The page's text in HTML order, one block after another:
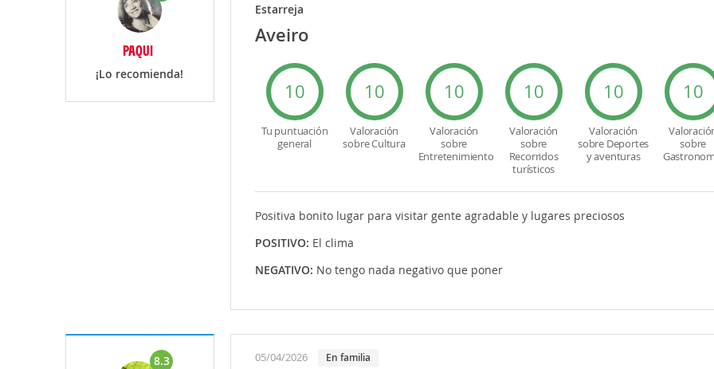
PAQUI
¡Lo recomienda!
Estarreja
Aveiro
10
Tu puntuación
general
10
Valoración
sobre Cultura
10
Valoración
sobre
Entretenimiento
10
Valoración
sobre
Recorridos
turísticos
10
Valoración
sobre Deportes
y aventuras
10
sobre
Positiva bonito lugar para visitar gente agradable y lugares preciosos
POSITIVO: El clima
NEGATIVO: No tengo nada negativo que poner
8.3 05/04/2026 En familia